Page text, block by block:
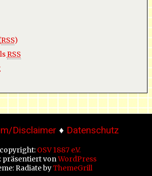
RSS)
RSS
Disclaimer ♦ Datenschutz
copyright: OSV 1887 e.V.
präsentiert vonWordPress
Radiate byThemeGrill